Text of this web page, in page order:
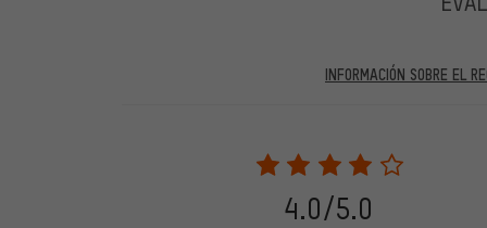
INFORMACIÓN SOBRE EL
2022 solo se publicarán evaluaciones verificadas, lo
Solo desbloqueamos la evaluación después de
verificadas llevan una marca verde, que se aplica a
28. 05. 2022. Se incluyeron también evaluaciones
evaluado en nuestra tienda. Estos comentarios no
4.0/5.0